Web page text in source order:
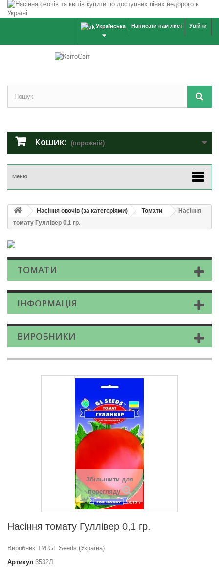
Увійти
Написати нам лист
Українська
Кошик: (порожній)
Меню
Насіння овочів (за категоріями) Томати
Насіння
томату Гуллiвер 0,1 гр.
ТОМАТИ
ІНФОРМАЦІЯ
ВИРОБНИКИ
Збільшити для
перегляду
Насіння томату Гуллiвер 0,1 гр.
Виробник ТМ GL Seeds (Україна)
Артикул 3532Л